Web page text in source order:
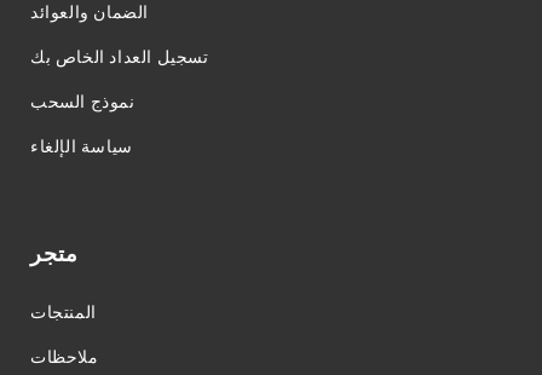
الضمان والعوائد
تسجيل العداد الخاص بك
نموذج السحب
سياسة الإلغاء
متجر
المنتجات
ملاحظات